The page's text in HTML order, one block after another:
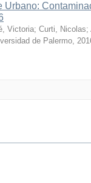
Urbano:
Victoria; Curti, Nicolas;
de Palermo,